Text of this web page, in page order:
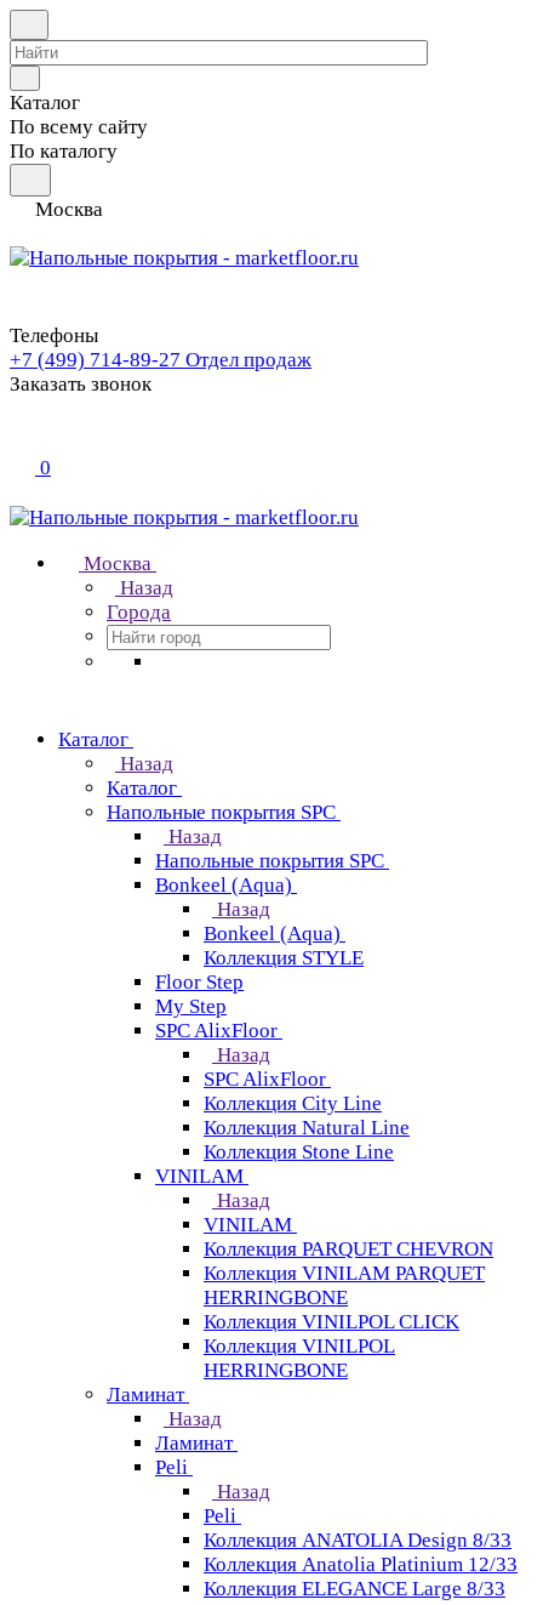
Каталог
По всему сайту
По каталогу
Москва
Телефоны
+7 (499) 714-89-27 Отдел продаж
Заказать звонок
0
Москва
Назад
Города
Каталог
Назад
Каталог
Напольные покрытия SPC
Назад
Напольные покрытия SPC
Bonkeel (Aqua)
Назад
Bonkeel (Aqua)
Коллекция STYLE
Floor Step
My Step
SPC AlixFloor
Назад
SPC AlixFloor
Коллекция City Line
Коллекция Natural Line
Коллекция Stone Line
VINILAM
Назад
VINILAM
Коллекция PARQUET CHEVRON
Коллекция VINILAM PARQUET
HERRINGBONE
Коллекция VINILPOL CLICK
Коллекция VINILPOL
HERRINGBONE
Ламинат
Назад
Ламинат
Peli
Назад
Peli
Коллекция ANATOLIA Design 8/33
Коллекция Anatolia Platinium 12/33
Коллекция ELEGANCE Large 8/33